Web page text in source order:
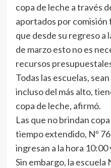
copa de leche a través
aportados por comisión
que desde su regreso a
de marzo esto no es
recursos
Todas las escuelas,
incluso del más alto,
copa de leche, afirmó.
Las que no brindan
tiempo extendido, Nº
ingresan a la hora 10:00
Sin embargo, la escuela